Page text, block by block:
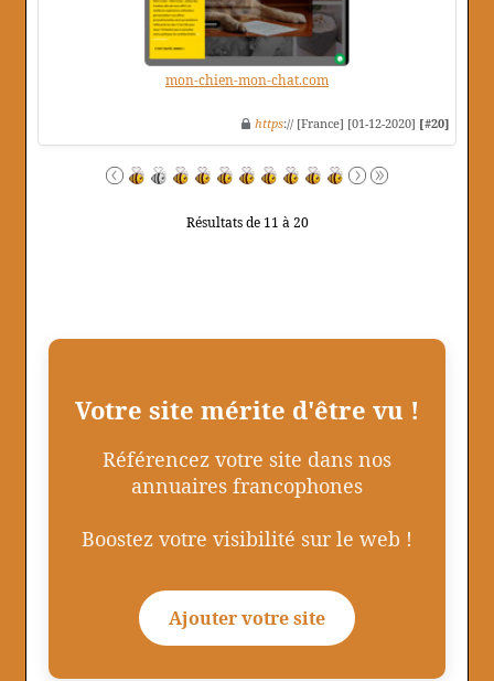
mon-chien-mon-chat.com
https:// [France] [01-12-2020] [#20]
Résultats de 11 à 20
Votre site mérite d'être vu !
Référencez votre site dans nos
annuaires francophones
Boostez votre visibilité sur le web !
Ajouter votre site